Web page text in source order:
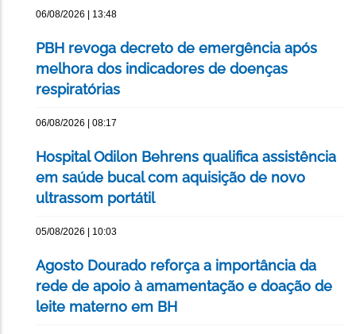
06/08/2026 | 13:48
PBH revoga decreto de emergência após
melhora dos indicadores de doenças
respiratórias
06/08/2026 | 08:17
Hospital Odilon Behrens qualifica assistência
em saúde bucal com aquisição de novo
ultrassom portátil
05/08/2026 | 10:03
Agosto Dourado reforça a importância da
rede de apoio à amamentação e doação de
leite materno em BH